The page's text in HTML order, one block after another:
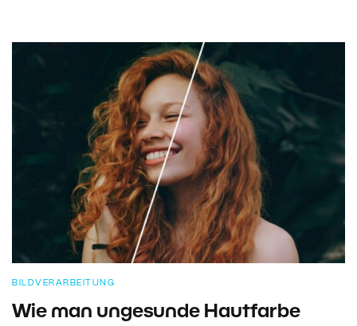
BILDVERARBEITUNG
Wie man ungesunde Hautfarbe